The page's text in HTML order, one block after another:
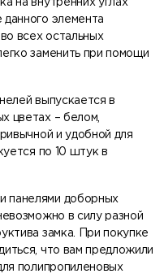
на внутренних углах
элемента
всех остальных
заменить при помощи
выпускается в
цветах – белом,
и удобной для
по 10 штук в
панелями доборных
в силу разной
замка. При покупке
что вам предложили
полипропиленовых